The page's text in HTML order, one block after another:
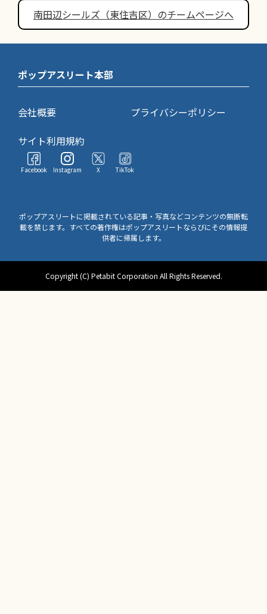
南田辺シールズ（東住吉区）のチームページへ
ポップアスリート本部
会社概要
プライバシーポリシー
サイト利用規約
Facebook Instagram X TikTok
ポップアスリートに掲載されている記事・写真などコンテンツの無断転
載を禁じます。すべての著作権はポップアスリートならびにその情報提
供者に帰属します。
Copyright (C) Petabit Corporation All Rights Reserved.